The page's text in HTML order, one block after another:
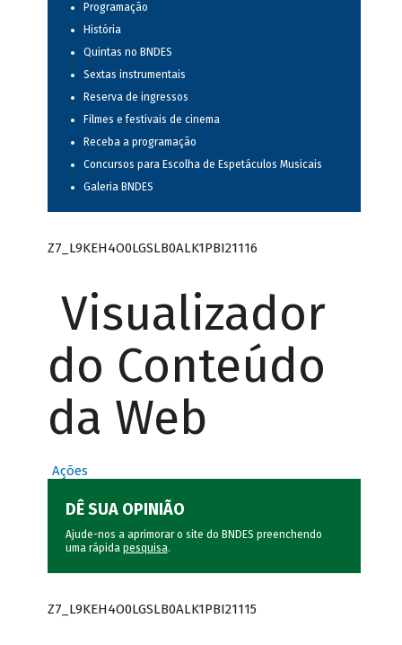
Programação
História
Quintas no BNDES
Sextas instrumentais
Reserva de ingressos
Filmes e festivais de cinema
Receba a programação
Concursos para Escolha de Espetáculos Musicais
Galeria BNDES
Z7_L9KEH4O0LGSLB0ALK1PBI21116
Visualizador
do Conteúdo
da Web
Ações
DÊ SUA OPINIÃO
Ajude-nos a aprimorar o site do BNDES preenchendo
uma rápida pesquisa.
Z7_L9KEH4O0LGSLB0ALK1PBI21115